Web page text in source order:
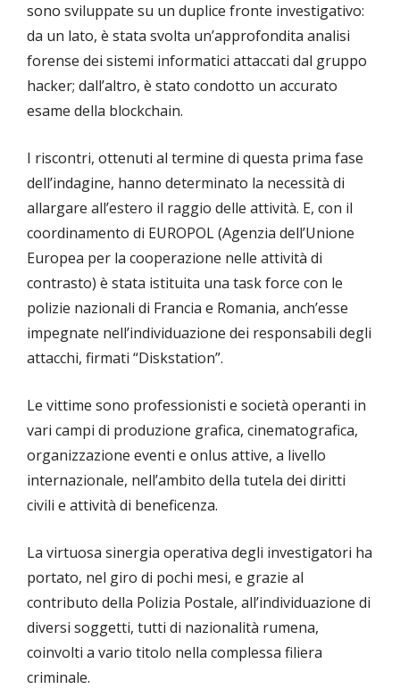
sono sviluppate su un duplice fronte investigativo:
da un lato, è stata svolta un’approfondita analisi
forense dei sistemi informatici attaccati dal gruppo
hacker; dall’altro, è stato condotto un accurato
esame della blockchain.
I riscontri, ottenuti al termine di questa prima fase
dell’indagine, hanno determinato la necessità di
allargare all’estero il raggio delle attività. E, con il
coordinamento di EUROPOL (Agenzia dell’Unione
Europea per la cooperazione nelle attività di
contrasto) è stata istituita una task force con le
polizie nazionali di Francia e Romania, anch’esse
impegnate nell’individuazione dei responsabili degli
attacchi, firmati “Diskstation”.
Le vittime sono professionisti e società operanti in
vari campi di produzione grafica, cinematografica,
organizzazione eventi e onlus attive, a livello
internazionale, nell’ambito della tutela dei diritti
civili e attività di beneficenza.
La virtuosa sinergia operativa degli investigatori ha
portato, nel giro di pochi mesi, e grazie al
contributo della Polizia Postale, all’individuazione di
diversi soggetti, tutti di nazionalità rumena,
coinvolti a vario titolo nella complessa filiera
criminale.